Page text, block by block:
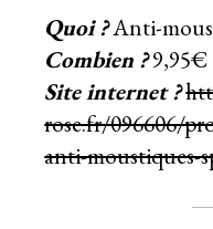
Quoi ?Anti-
Combien ?9,95€
Site internet ?
rose.fr/096606/
anti-moustiques-